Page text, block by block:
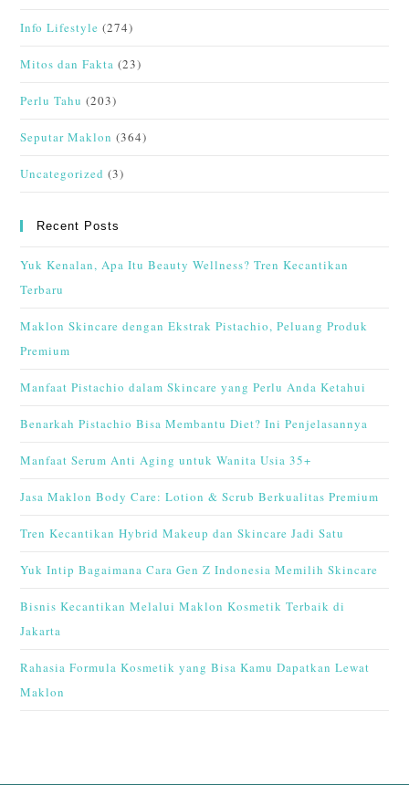
Info Lifestyle (274)
Mitos dan Fakta (23)
Perlu Tahu (203)
Seputar Maklon (364)
Uncategorized (3)
Recent Posts
Yuk Kenalan, Apa Itu Beauty Wellness? Tren Kecantikan
Terbaru
Maklon Skincare dengan Ekstrak Pistachio, Peluang Produk
Premium
Manfaat Pistachio dalam Skincare yang Perlu Anda Ketahui
Benarkah Pistachio Bisa Membantu Diet? Ini Penjelasannya
Manfaat Serum Anti Aging untuk Wanita Usia 35+
Jasa Maklon Body Care: Lotion & Scrub Berkualitas Premium
Tren Kecantikan Hybrid Makeup dan Skincare Jadi Satu
Yuk Intip Bagaimana Cara Gen Z Indonesia Memilih Skincare
Bisnis Kecantikan Melalui Maklon Kosmetik Terbaik di
Jakarta
Rahasia Formula Kosmetik yang Bisa Kamu Dapatkan Lewat
Maklon